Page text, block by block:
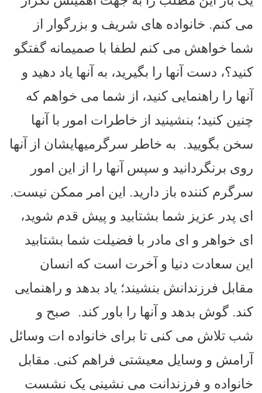
می کنم. خانواده های شریف و بزرگوار از
شما خواهش می کنم لطفا با صمیمانه گفتگو
کنید؟، دست آنها را بگیرید، به آنها یاد دهید و
آنها را راهنمایی کنید، از شما می خواهم که
چنین کنید؛ بنشینید از خاطرات امور با آنها
سخن بگویید. به خاطر سرگرمیهایشان از آنها
روی برنگردانید و سپس آنها را از این امور
سرگرم کننده باز دارید. این امر ممکن نیست.
ای پدر عزیز شما بشتابید و پیش قدم شوید،
ای خواهر و ای مادر با فضیلت شما بشتابید
این سعادت دنیا و آخرت است که انسان
مقابل فرزندانش بنشیند؛ یاد بدهد و راهنمایی
کند. گوش بدهد و آنها را باور کند.
صبح و
شب تلاش می کنی تا برای خانواده ات وسائل
آرامش و وسایل معیشتی فراهم کنی. مقابل
خانواده و فرزندانت می نشینی یک نشست